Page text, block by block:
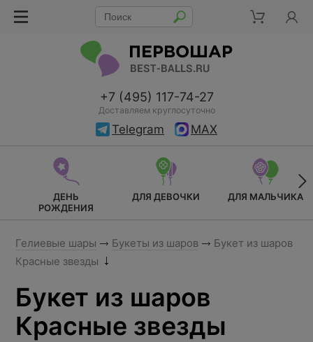
+7 (495) 117-74-27
Доставляем круглосуточно
Telegram MAX
ДЕНЬ
РОЖДЕНИЯ
ДЛЯ ДЕВОЧКИ ДЛЯ МАЛЬЧИКА
Гелиевые шары Букеты из шаров
Букет из шаров
Красные звезды
Букет из шаров
Красные звезды